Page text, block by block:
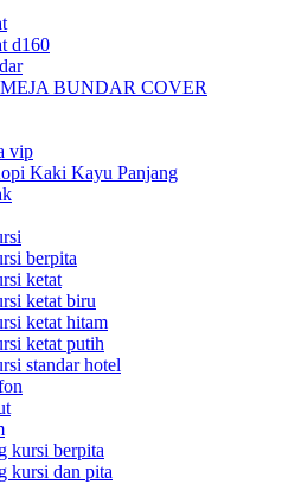
d160
BUNDAR COVER
vip
Kaki Kayu Panjang
berpita
ketat
ketat biru
ketat hitam
ketat putih
standar hotel
kursi berpita
kursi dan pita